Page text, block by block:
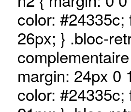
color: #24335c;
26px; } .bloc-
margin: 24px 0
color: #24335c;